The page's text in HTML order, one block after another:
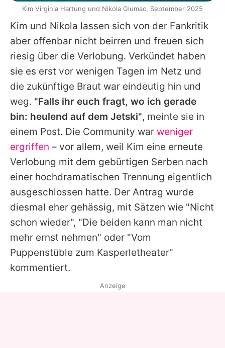
Kim und Nikola lassen sich von der Fankritik
aber offenbar nicht beirren und freuen sich
riesig über die Verlobung. Verkündet haben
sie es erst vor wenigen Tagen im Netz und
die zukünftige Braut war eindeutig hin und
weg. "Falls ihr euch fragt, wo ich gerade
bin: heulend auf dem Jetski", meinte sie in
einem Post. Die Community war weniger
ergriffen – vor allem, weil Kim eine erneute
Verlobung mit dem gebürtigen Serben nach
einer hochdramatischen Trennung eigentlich
ausgeschlossen hatte. Der Antrag wurde
diesmal eher gehässig, mit Sätzen wie "Nicht
schon wieder", "Die beiden kann man nicht
mehr ernst nehmen" oder "Vom
Puppenstüble zum Kasperletheater"
kommentiert.
Kim Virginia Hartung und Nikola Glumac, September 2025
Anzeige